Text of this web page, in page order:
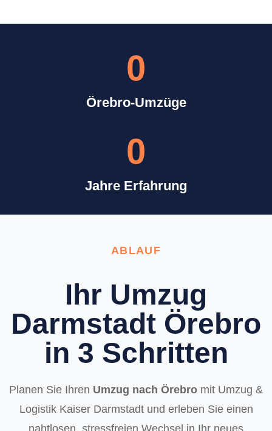
Örebro-Umzüge
0
Jahre Erfahrung
0
ABLAUF
Ihr Umzug
Darmstadt Örebro
in 3 Schritten
Planen Sie Ihren Umzug nach Örebro mit Umzug &
Logistik Kaiser Darmstadt und erleben Sie einen
nahtlosen, stressfreien Wechsel in Ihr neues